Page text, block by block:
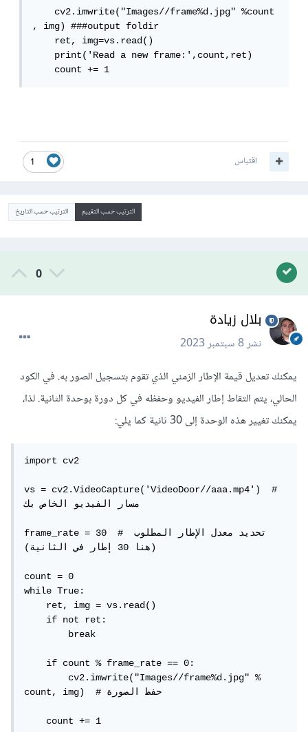
    cv2.imwrite("Images//frame%d.jpg" %count
, img) ###output foldir
    ret, img=vs.read()
    print('Read a new frame:',count,ret)
    count += 1
1 اقتباس
الترتيب حسب التقييم الترتيب حسب التاريخ
0
بلال زيادة
نشر8 سبتمبر 2023
يمكنك تعديل قيمة الإطار الزمني الذي تقوم بتسجيل الصور به. في الكود
الحالي، يتم التقاط إطار الفيديو وحفظه في كل دورة بوحدة الثانية. لذا،
يمكنك تغيير هذه الوحدة إلى 30 ثانية كما يلي:
import cv2
vs = cv2.VideoCapture('VideoDoor//aaa.mp4')  #
مسار الفيديو الخاص بك
frame_rate = 30  # تحديد معدل الإطار المطلوب
(هنا 30 إطار في الثانية)
count = 0
while True:
    ret, img = vs.read()
    if not ret:
        break
    if count % frame_rate == 0:
        cv2.imwrite("Images//frame%d.jpg" %
count, img)  # حفظ الصورة
    count += 1